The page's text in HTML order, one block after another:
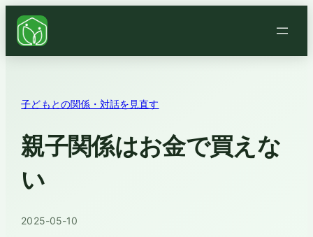
子どもとの関係・対話を見直す
親子関係はお金で買えな
い
2025-05-10